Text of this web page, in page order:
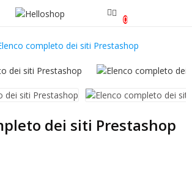
0
completo dei siti Prestashop
dei siti Prestashop